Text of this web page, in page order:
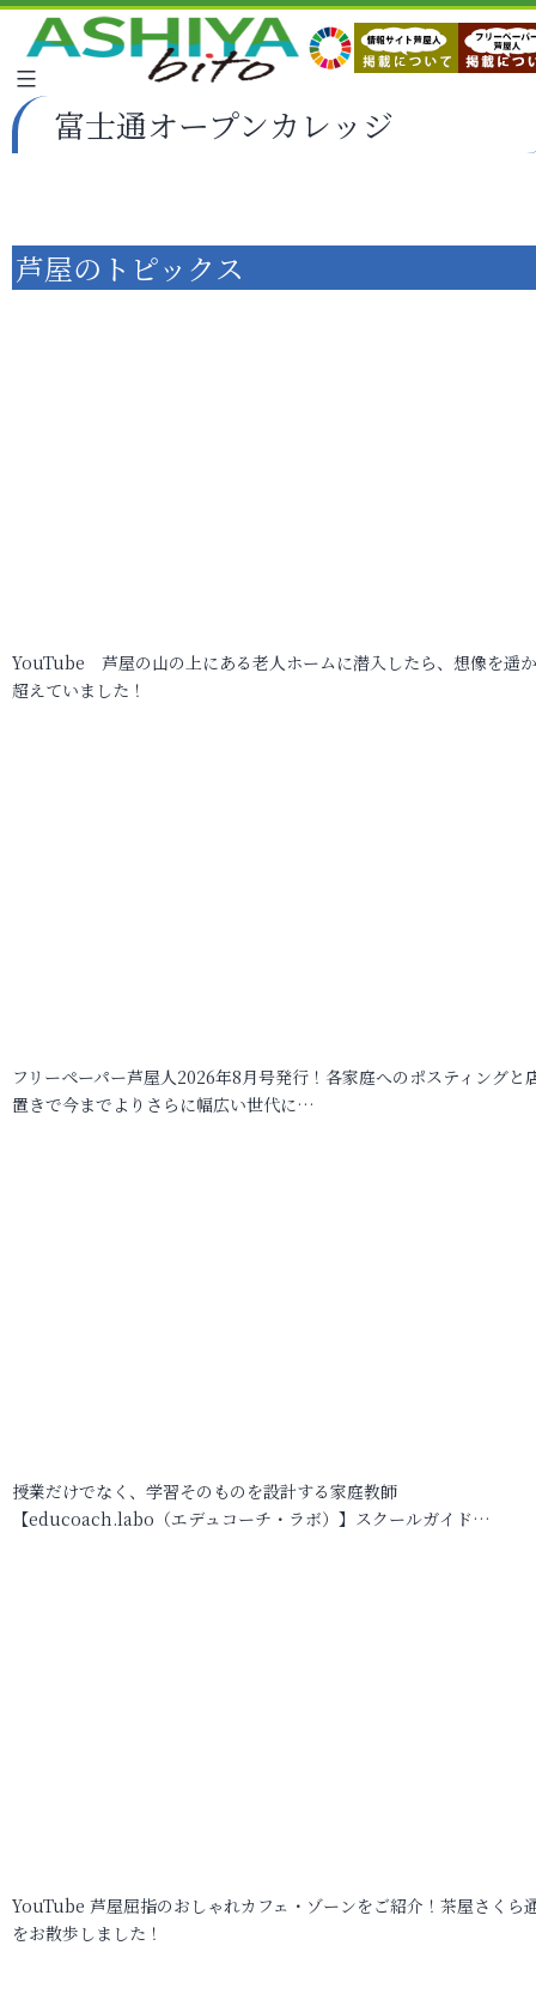
富士通オープンカレッジ
芦屋のトピックス
YouTube 芦屋の山の上にある老人ホームに潜入したら、想像を遥
超えていました！
フリーペーパー芦屋人2026年8月号発行！各家庭へのポスティングと
置きで今までよりさらに幅広い世代に…
授業だけでなく、学習そのものを設計する家庭教師
【educoach.labo（エデュコーチ・ラボ）】スクールガイド…
YouTube 芦屋屈指のおしゃれカフェ・ゾーンをご紹介！茶屋さくら
をお散歩しました！